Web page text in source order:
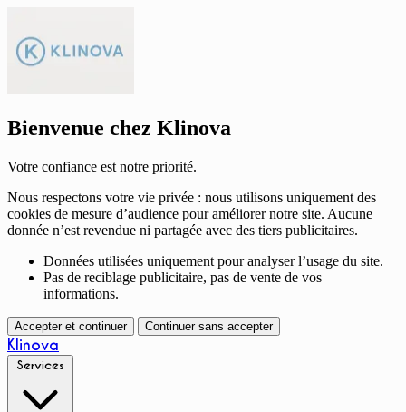
Bienvenue chez Klinova
Votre confiance est notre priorité.
Nous respectons votre vie privée : nous utilisons uniquement des
cookies de mesure d’audience pour améliorer notre site. Aucune
donnée n’est revendue ni partagée avec des tiers publicitaires.
Données utilisées uniquement pour analyser l’usage du site.
Pas de reciblage publicitaire, pas de vente de vos
informations.
Accepter et continuer Continuer sans accepter
Klinova